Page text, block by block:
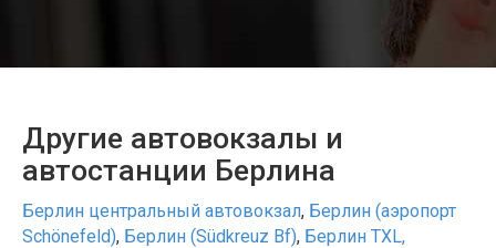
Другие автовокзалы и
автостанции Берлина
Берлин центральный автовокзал, Берлин (аэропорт
Schönefeld), Берлин (Südkreuz Bf), Берлин TXL,